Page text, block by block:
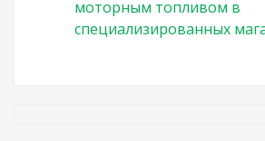
моторным топливом в
специализированных